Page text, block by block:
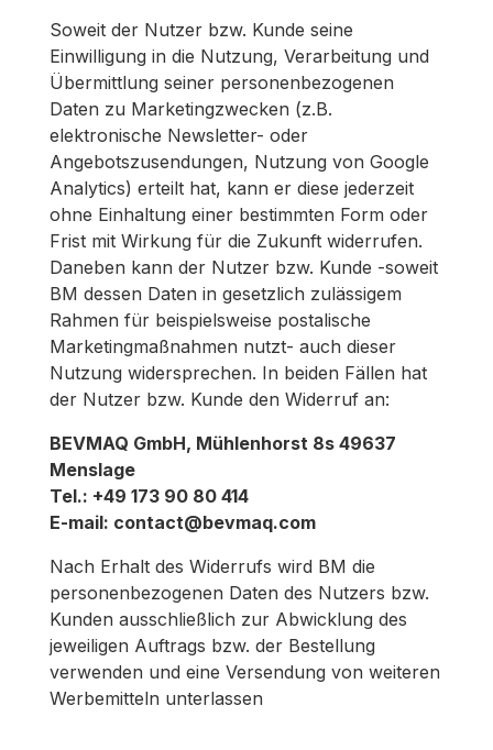
Soweit der Nutzer bzw. Kunde seine
Einwilligung in die Nutzung, Verarbeitung und
Übermittlung seiner personenbezogenen
Daten zu Marketingzwecken (z.B.
elektronische Newsletter- oder
Angebotszusendungen, Nutzung von Google
Analytics) erteilt hat, kann er diese jederzeit
ohne Einhaltung einer bestimmten Form oder
Frist mit Wirkung für die Zukunft widerrufen.
Daneben kann der Nutzer bzw. Kunde -soweit
BM dessen Daten in gesetzlich zulässigem
Rahmen für beispielsweise postalische
Marketingmaßnahmen nutzt- auch dieser
Nutzung widersprechen. In beiden Fällen hat
der Nutzer bzw. Kunde den Widerruf an:
BEVMAQ GmbH, Mühlenhorst 8s 49637
Menslage
Tel.: +49 173 90 80 414
E-mail: contact@bevmaq.com
Nach Erhalt des Widerrufs wird BM die
personenbezogenen Daten des Nutzers bzw.
Kunden ausschließlich zur Abwicklung des
jeweiligen Auftrags bzw. der Bestellung
verwenden und eine Versendung von weiteren
Werbemitteln unterlassen